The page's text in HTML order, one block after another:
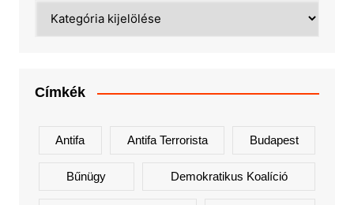
Címkék
Antifa Antifa Terrorista Budapest
Bűnügy Demokratikus Koalíció